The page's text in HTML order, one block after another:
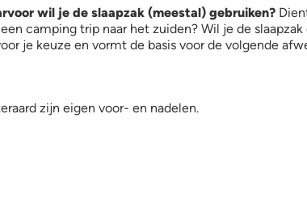
wil je de slaapzak (meestal) gebruiken?
camping trip naar het zuiden? Wil je de slaapzak
je keuze en vormt de basis voor de volgende
zijn eigen voor- en nadelen.